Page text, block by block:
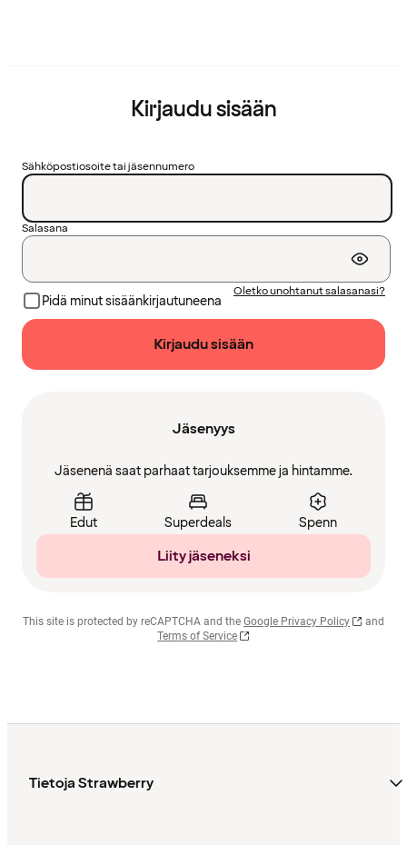
Kirjaudu sisään
Sähköpostiosoite tai jäsennumero
Salasana
Pidä minut sisäänkirjautuneena
Oletko unohtanut salasanasi?
Kirjaudu sisään
Jäsenyys
Jäsenenä saat parhaat tarjouksemme ja hintamme.
Edut Superdeals Spenn
Liity jäseneksi
This site is protected by reCAPTCHA and the Google Privacy Policy
and
Terms of Service
Tietoja Strawberry